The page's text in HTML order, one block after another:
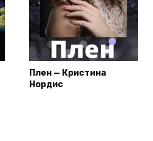
Плен — Кристина
Нордис